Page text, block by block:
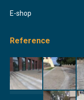
E-shop
Reference